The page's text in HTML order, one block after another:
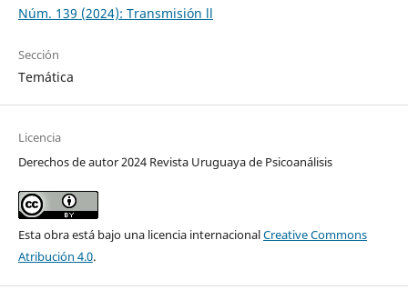
Núm. 139 (2024): Transmisión ll
Sección
Temática
Licencia
Derechos de autor 2024 Revista Uruguaya de Psicoanálisis
Esta obra está bajo una licencia internacionalCreative Commons
Atribución 4.0.